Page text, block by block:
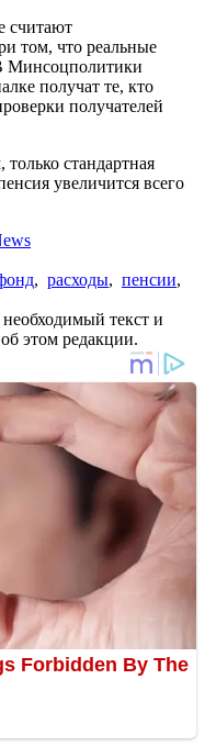
считают
том, что реальные
Минсоцполитики
получат те, кто
получателей
стандартная
увеличится всего
, расходы, пенсии,
текст и
этом редакции.